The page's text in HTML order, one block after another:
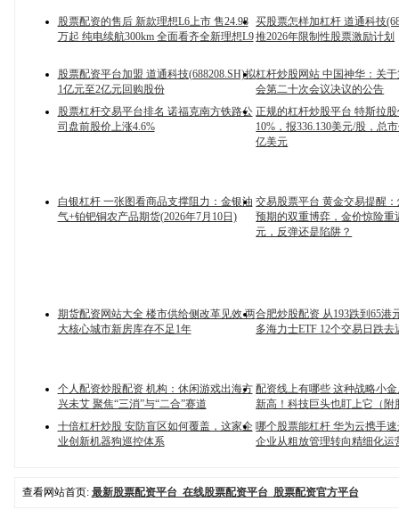
股票配资的售后 新款理想L6上市 售24.98
万起 纯电续航300km 全面看齐全新理想L9
买股票怎样加杠杆 道通科技
推2026年限制性股票激励计划
股票配资平台加盟 道通科技(688208.SH)拟
1亿元至2亿元回购股份
杠杆炒股网站 中国神华：关
会第二十次会议决议的公告
股票杠杆交易平台排名 诺福克南方铁路公
司盘前股价上涨4.6%
正规的杠杆炒股平台 特斯拉
10%，报336.130美元/股，总
亿美元
白银杠杆 一张图看商品支撑阻力：金银油
气+铂钯铜农产品期货(2026年7月10日)
交易股票平台 黄金交易提醒
预期的双重博弈，金价惊险重
元，反弹还是陷阱？
期货配资网站大全 楼市供给侧改革见效 两
大核心城市新房库存不足1年
合肥炒股配资 从193跌到65港
多海力士ETF 12个交易日跌去
个人配资炒股配资 机构：休闲游戏出海方
兴未艾 聚焦“三消”与“二合”赛道
配资线上有哪些 这种战略小
新高！科技巨头也盯上它（附
十倍杠杆炒股 安防盲区如何覆盖，这家企
业创新机器狗巡控体系
哪个股票能杠杆 华为云携手
企业从粗放管理转向精细化运
查看网站首页: 最新股票配资平台_在线股票配资平台_股票配资官方平台